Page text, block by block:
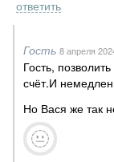
ответить
Гость 8 апреля
Гость,
счёт.И
Но Вася же так